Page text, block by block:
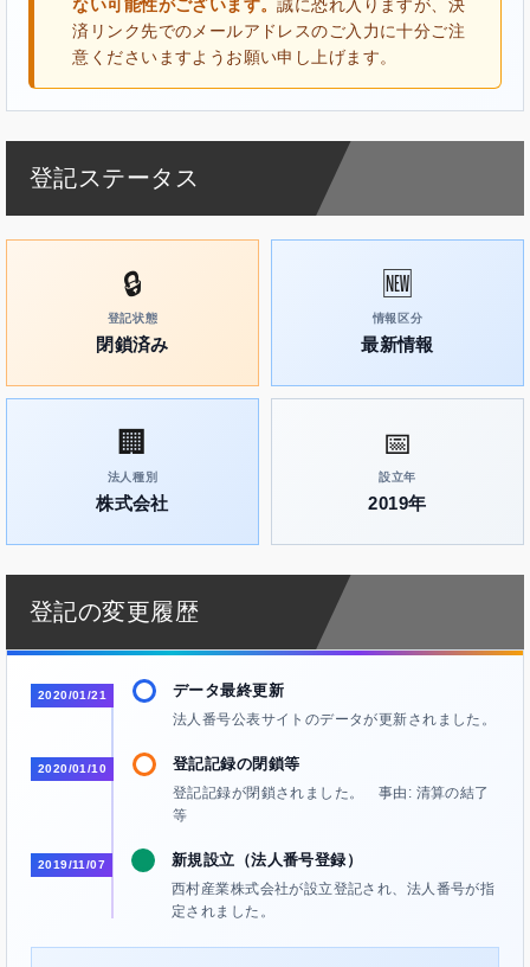
ない可能性がございます。誠に恐れ入りますが、決
済リンク先でのメールアドレスのご入力に十分ご注
意くださいますようお願い申し上げます。
登記ステータス
🔒
登記状態
閉鎖済み
🆕
情報区分
最新情報
🏢
法人種別
株式会社
📅
設立年
2019年
登記の変更履歴
2020/01/21 データ最終更新
法人番号公表サイトのデータが更新されました。
2020/01/10 登記記録の閉鎖等
登記記録が閉鎖されました。 事由: 清算の結了
等
2019/11/07 新規設立（法人番号登録）
西村産業株式会社が設立登記され、法人番号が指
定されました。